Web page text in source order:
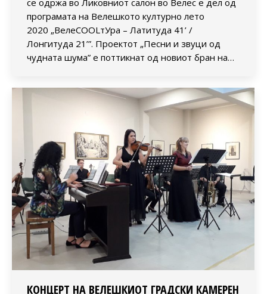
програмата на Велешкото културно лето
2020 „ВелеСOOLтУра – Латитуда 41’ /
Лонгитуда 21’”. Проектот „Песни и звуци од
чудната шума” е поттикнат од новиот бран на…
КОНЦЕРТ НА ВЕЛЕШКИОТ ГРАДСКИ КАМЕРЕН